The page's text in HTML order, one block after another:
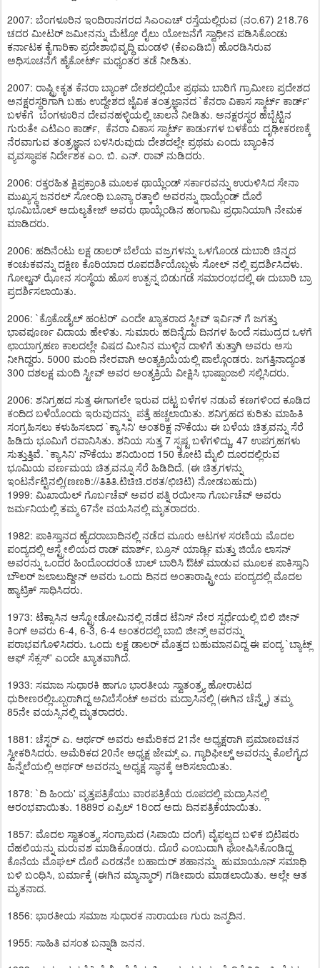
2007: ಬೆಂಗಳೂರಿನ ಇಂದಿರಾನಗರದ ಸಿಎಂಎಚ್ ರಸ್ತೆಯಲ್ಲಿರುವ (ನಂ.67) 218.76
ಚದರ ಮೀಟರ್ ಜಮೀನನ್ನು ಮೆಟ್ರೋ ರೈಲು ಯೋಜನೆಗೆ ಸ್ವಾಧೀನ ಪಡಿಸಿಕೊಂಡು
ಕರ್ನಾಟಕ ಕೈಗಾರಿಕಾ ಪ್ರದೇಶಾಭಿವೃದ್ಧಿ ಮಂಡಳಿ (ಕೆಐಎಡಿಬಿ) ಹೊರಡಿಸಿರುವ
ಅಧಿಸೂಚನೆಗೆ ಹೈಕೋರ್ಟ್ ಮಧ್ಯಂತರ ತಡೆ ನೀಡಿತು.
2007: ರಾಷ್ಟ್ರೀಕೃತ ಕೆನರಾ ಬ್ಯಾಂಕ್ ದೇಶದಲ್ಲಿಯೇ ಪ್ರಥಮ ಬಾರಿಗೆ ಗ್ರಾಮೀಣ ಪ್ರದೇಶದ
ಅನಕ್ಷರಸ್ಥರಿಗಾಗಿ ಬಹು ಉದ್ದೇಶದ ಜೈವಿಕ ತಂತ್ರಜ್ಞಾನದ `ಕೆನರಾ ವಿಕಾಸ ಸ್ಮಾರ್ಟ್ ಕಾರ್ಡ್'
ಬಳಕೆಗೆ ಬೆಂಗಳೂರಿನ ದೇವನಹಳ್ಳಿಯಲ್ಲಿ ಚಾಲನೆ ನೀಡಿತು. ಅನಕ್ಷರಸ್ಥರ ಹೆಬ್ಬೆಟ್ಟಿನ
ಗುರುತೇ ಎಟಿಎಂ ಕಾರ್ಡ್, ಕೆನರಾ ವಿಕಾಸ ಸ್ಮಾರ್ಟ್ ಕಾರ್ಡುಗಳ ಬಳಕೆಯ ದೃಢೀಕರಣಕ್ಕೆ
ನೆರವಾಗುವ ತಂತ್ರಜ್ಞಾನ ಬಳಸಿರುವುದು ದೇಶದಲ್ಲೇ ಪ್ರಥಮ ಎಂದು ಬ್ಯಾಂಕಿನ
ವ್ಯವಸ್ಥಾಪಕ ನಿರ್ದೇಶಕ ಎಂ. ಬಿ. ಎನ್. ರಾವ್ ನುಡಿದರು.
2006: ರಕ್ತರಹಿತ ಕ್ಷಿಪ್ರಕ್ರಾಂತಿ ಮೂಲಕ ಥಾಯ್ಲೆಂಡ್ ಸರ್ಕಾರವನ್ನು ಉರುಳಿಸಿದ ಸೇನಾ
ಮುಖ್ಯಸ್ಥ ಜನರಲ್ ಸೋಂಥಿ ಬೂನ್ಯಾ ರತ್ಕಾಲಿ ಅವರನ್ನು ಥಾಯ್ಲೆಂಡ್ ದೊರೆ
ಭೂಮಿಬೊಲ್ ಅದುಲ್ಯತೇಜ್ ಅವರು ಥಾಯ್ಲೆಂಡಿನ ಹಂಗಾಮಿ ಪ್ರಧಾನಿಯಾಗಿ ನೇಮಕ
ಮಾಡಿದರು.
2006: ಹದಿನೆಂಟು ಲಕ್ಷ ಡಾಲರ್ ಬೆಲೆಯ ವಜ್ರಗಳನ್ನು ಒಳಗೊಂಡ ದುಬಾರಿ ಚಿನ್ನದ
ಕಂಚುಕವನ್ನು ದಕ್ಷಿಣ ಕೊರಿಯಾದ ರೂಪದರ್ಶಿಯೊಬ್ಬಳು ಸೋಲ್ ನಲ್ಲಿ ಪ್ರದರ್ಶಿಸಿದಳು.
ಗೋಲ್ಡನ್ ಝೋನ ಸಂಸ್ಥೆಯ ಹೊಸ ಉತ್ಪನ್ನ ಬಿಡುಗಡೆ ಸಮಾರಂಭದಲ್ಲಿ ಈ ದುಬಾರಿ ಬ್ರಾ
ಪ್ರದರ್ಶಿಸಲಾಯಿತು.
2006: `ಕ್ರೊಕೊಡೈಲ್ ಹಂಟರ್' ಎಂದೇ ಖ್ಯಾತರಾದ ಸ್ಟೀವ್ ಇರ್ವಿನ್ ಗೆ ಜಗತ್ತು
ಭಾವಪೂರ್ಣ ವಿದಾಯ ಹೇಳಿತು. ಸುಮಾರು ಹದಿನೈದು ದಿನಗಳ ಹಿಂದೆ ಸಮುದ್ರದ ಒಳಗೆ
ಛಾಯಾಗ್ರಹಣ ಕಾಲದಲ್ಲೇ ವಿಷದ ಮೀನಿನ ಮುಳ್ಳಿನ ದಾಳಿಗೆ ತುತ್ತಾಗಿ ಅವರು ಅಸು
ನೀಗಿದ್ದರು. 5000 ಮಂದಿ ನೇರವಾಗಿ ಅಂತ್ಯಕ್ರಿಯೆಯಲ್ಲಿ ಪಾಲ್ಗೊಂಡರು. ಜಗತ್ತಿನಾದ್ಯಂತ
300 ದಶಲಕ್ಷ ಮಂದಿ ಸ್ಟೀವ್ ಅವರ ಅಂತ್ಯಕ್ರಿಯೆ ವೀಕ್ಷಿಸಿ ಭಾಷ್ಪಾಂಜಲಿ ಸಲ್ಲಿಸಿದರು.
2006: ಶನಿಗ್ರಹದ ಸುತ್ತ ಈಗಾಗಲೇ ಇರುವ ದಟ್ಟ ಬಳೆಗಳ ನಡುವೆ ಕಣಗಳಿಂದ ಕೂಡಿದ
ಕಂದಿದ ಬಳೆಯೊಂದು ಇರುವುದನ್ನು ಪತ್ತೆ ಹಚ್ಚಲಾಯಿತು. ಶನಿಗ್ರಹದ ಕುರಿತು ಮಾಹಿತಿ
ಸಂಗ್ರಹಿಸಲು ಕಳುಹಿಸಲಾದ `ಕ್ಯಾಸಿನಿ' ಅಂತರಿಕ್ಷ ನೌಕೆಯು ಈ ಬಳೆಯ ಚಿತ್ರವನ್ನು ಸೆರೆ
ಹಿಡಿದು ಭೂಮಿಗೆ ರವಾನಿಸಿತು. ಶನಿಯ ಸುತ್ತ 7 ಸ್ಪಷ್ಟ ಬಳೆಗಳಿದ್ದು, 47 ಉಪಗ್ರಹಗಳು
ಸುತ್ತುತ್ತಿವೆ. `ಕ್ಯಾಸಿನಿ' ನೌಕೆಯು ಶನಿಯಿಂದ 150 ಕೋಟಿ ಮೈಲಿ ದೂರದಲ್ಲಿರುವ
ಭೂಮಿಯ ವರ್ಣಮಯ ಚಿತ್ರವನ್ನೂ ಸೆರೆ ಹಿಡಿದಿದೆ. (ಈ ಚಿತ್ರಗಳನ್ನು
ಇಂಟರ್ನೆಟ್ಟಿನಲ್ಲಿ(ಣಣಠಿ://ತಿತಿತಿ.ಟಿಚಿಚಿ.ರಠತ/ಛಿಚಿಟಿ) ನೋಡಬಹುದು)
1999: ಮಿಖಾಯಿಲ್ ಗೊರ್ಬಚೆವ್ ಅವರ ಪತ್ನಿ ರಯೀಸಾ ಗೊರ್ಬಚೆವ್ ಅವರು
ಜರ್ಮನಿಯಲ್ಲಿ ತಮ್ಮ 67ನೇ ವಯಸಿನಲ್ಲಿ ಮೃತರಾದರು.
1982: ಪಾಕಿಸ್ತಾನದ ಹೈದರಾಬಾದಿನಲ್ಲಿ ನಡೆದ ಮೂರು ಆಟಗಳ ಸರಣಿಯ ಮೊದಲ
ಪಂದ್ಯದಲ್ಲಿ ಆಸ್ಟ್ರೇಲಿಯದ ರಾಡ್ ಮಾರ್ಶ್, ಬ್ರೂಸ್ ಯಾರ್ಡ್ಲಿ ಮತ್ತು ಜಿಯೊ ಲಾಸನ್
ಅವರನ್ನು ಒಂದರ ಹಿಂದೊಂದರಂತೆ ಬಾಲ್ ಬಾರಿಸಿ ಔಟ್ ಮಾಡುವ ಮೂಲಕ ಪಾಕಿಸ್ತಾನಿ
ಬೌಲರ್ ಜಲಾಲುದ್ದೀನ್ ಅವರು ಒಂದು ದಿನದ ಅಂತಾರಾಷ್ಟ್ರೀಯ ಪಂದ್ಯದಲ್ಲಿ ಮೊದಲ
ಹ್ಯಾಟ್ರಿಕ್ ಸಾಧಿಸಿದರು.
1973: ಟೆಕ್ಸಾಸಿನ ಆಸ್ಟ್ರೋಡೋಮಿನಲ್ಲಿ ನಡೆದ ಟೆನಿಸ್ ನೇರ ಸ್ಪರ್ಧೆಯಲ್ಲಿ ಬಿಲಿ ಜೀನ್
ಕಿಂಗ್ ಅವರು 6-4, 6-3, 6-4 ಅಂತರದಲ್ಲಿ ಬಾಬಿ ಜೀನ್ಸ್ ಅವರನ್ನು
ಪರಾಭವಗೊಳಿಸಿದರು. ಒಂದು ಲಕ್ಷ ಡಾಲರ್ ಮೊತ್ತದ ಬಹುಮಾನವಿದ್ದ ಈ ಪಂದ್ಯ `ಬ್ಯಾಟ್ಲ್
ಆಫ್ ಸೆಕ್ಸಸ್' ಎಂದೇ ಖ್ಯಾತವಾಗಿದೆ.
1933: ಸಮಾಜ ಸುಧಾರಕಿ ಹಾಗೂ ಭಾರತೀಯ ಸ್ವಾತಂತ್ರ್ಯ ಹೋರಾಟದ
ಧುರೀಣರಲ್ಲಿಒಬ್ಬರಾಗಿದ್ದ ಅನಿಬೆಸೆಂಟ್ ಅವರು ಮದ್ರಾಸಿನಲ್ಲಿ (ಈಗಿನ ಚೆನ್ನೈ) ತಮ್ಮ
85ನೇ ವಯಸ್ಸಿನಲ್ಲಿ ಮೃತರಾದರು.
1881: ಚೆಸ್ಟರ್ ಎ. ಆರ್ಥರ್ ಅವರು ಅಮೆರಿಕದ 21ನೇ ಅಧ್ಯಕ್ಷರಾಗಿ ಪ್ರಮಾಣವಚನ
ಸ್ವೀಕರಿಸಿದರು. ಅಮೆರಿಕದ 20ನೇ ಅಧ್ಯಕ್ಷ ಜೇಮ್ಸ್ ಎ. ಗ್ಯಾರಿಫೀಲ್ಡ್ ಅವರನ್ನು ಕೊಲೆಗೈದ
ಹಿನ್ನೆಲೆಯಲ್ಲಿ ಆರ್ಥರ್ ಅವರನ್ನು ಅಧ್ಯಕ್ಷ ಸ್ಥಾನಕ್ಕೆ ಆರಿಸಲಾಯಿತು.
1878: `ದಿ ಹಿಂದು' ವೃತ್ತಪತ್ರಿಕೆಯು ವಾರಪತ್ರಿಕೆಯ ರೂಪದಲ್ಲಿ ಮದ್ರಾಸಿನಲ್ಲಿ
ಆರಂಭವಾಯಿತು. 1889ರ ಏಪ್ರಿಲ್ 1ರಿಂದ ಅದು ದಿನಪತ್ರಿಕೆಯಾಯಿತು.
1857: ಮೊದಲ ಸ್ವಾತಂತ್ರ್ಯ ಸಂಗ್ರಾಮದ (ಸಿಪಾಯಿ ದಂಗೆ) ವೈಫಲ್ಯದ ಬಳಿಕ ಬ್ರಿಟಿಷರು
ದೆಹಲಿಯನ್ನು ಮರುವಶ ಮಾಡಿಕೊಂಡರು. ದೊರೆ ಎಂಬುದಾಗಿ ಘೋಷಿಸಿಕೊಂಡಿದ್ದ
ಕೊನೆಯ ಮೊಘಲ್ ದೊರೆ ಎರಡನೇ ಬಹಾದುರ್ ಶಹಾನನ್ನು ಹುಮಾಯೂನ್ ಸಮಾಧಿ
ಬಳಿ ಬಂಧಿಸಿ, ಬರ್ಮಾಕ್ಕೆ (ಈಗಿನ ಮ್ಯಾನ್ಮಾರ್) ಗಡೀಪಾರು ಮಾಡಲಾಯಿತು. ಅಲ್ಲೇ ಆತ
ಮೃತನಾದ.
1856: ಭಾರತೀಯ ಸಮಾಜ ಸುಧಾರಕ ನಾರಾಯಣ ಗುರು ಜನ್ಮದಿನ.
1955: ಸಾಹಿತಿ ವಸಂತ ಬನ್ನಾಡಿ ಜನನ.